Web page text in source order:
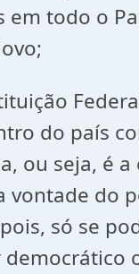
em todo o
do país
ou seja, é a
vontade do
só se
democrático